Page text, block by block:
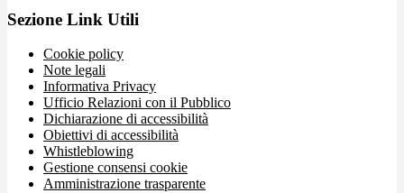
Sezione Link Utili
Cookie policy
Note legali
Informativa Privacy
Ufficio Relazioni con il Pubblico
Dichiarazione di accessibilità
Obiettivi di accessibilità
Whistleblowing
Gestione consensi cookie
Amministrazione trasparente